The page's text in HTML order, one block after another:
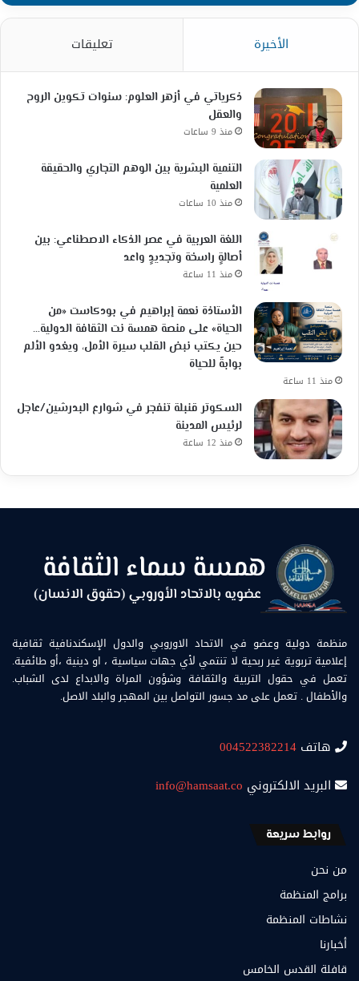
الأخيرة تعليقات
ذكرياتي في أزهر العلوم: سنوات تكوين الروح
والعقل
منذ 9 ساعات
التنمية البشرية بين الوهم التجاري والحقيقة
العلمية
منذ 10 ساعات
اللغة العربية في عصر الذكاء الاصطناعي: بين
أصالةٍ راسخة وتجديدٍ واعد
منذ 11 ساعة
الأستاذة نعمة إبراهيم في بودكاست «من
الحياة» على منصة همسة نت الثقافة الدولية…
حين يكتب نبض القلب سيرة الأمل، ويغدو الألم
بوابةً للحياة
منذ 11 ساعة
السكوتر قنبلة تنفجر في شوارع البدرشين/عاجل
لرئيس المدينة
منذ 12 ساعة
منظمة دولية وعضو في الاتحاد الاوروبي والدول الإسكندنافية ثقافية
إعلامية تربوية غير ربحية لا تنتمي لأي جهات سياسية ، او دينية ،أو طائفية.
تعمل في حقول التربية والثقافة وشؤون المراة والابداع لدى الشباب.
والأطفال . تعمل على مد جسور التواصل بين المهجر والبلد الاصل.
هاتف 004522382214
البريد الالكتروني info@hamsaat.co
روابط سريعة
من نحن
برامج المنظمة
نشاطات المنظمة
أخبارنا
قافلة القدس الخامس